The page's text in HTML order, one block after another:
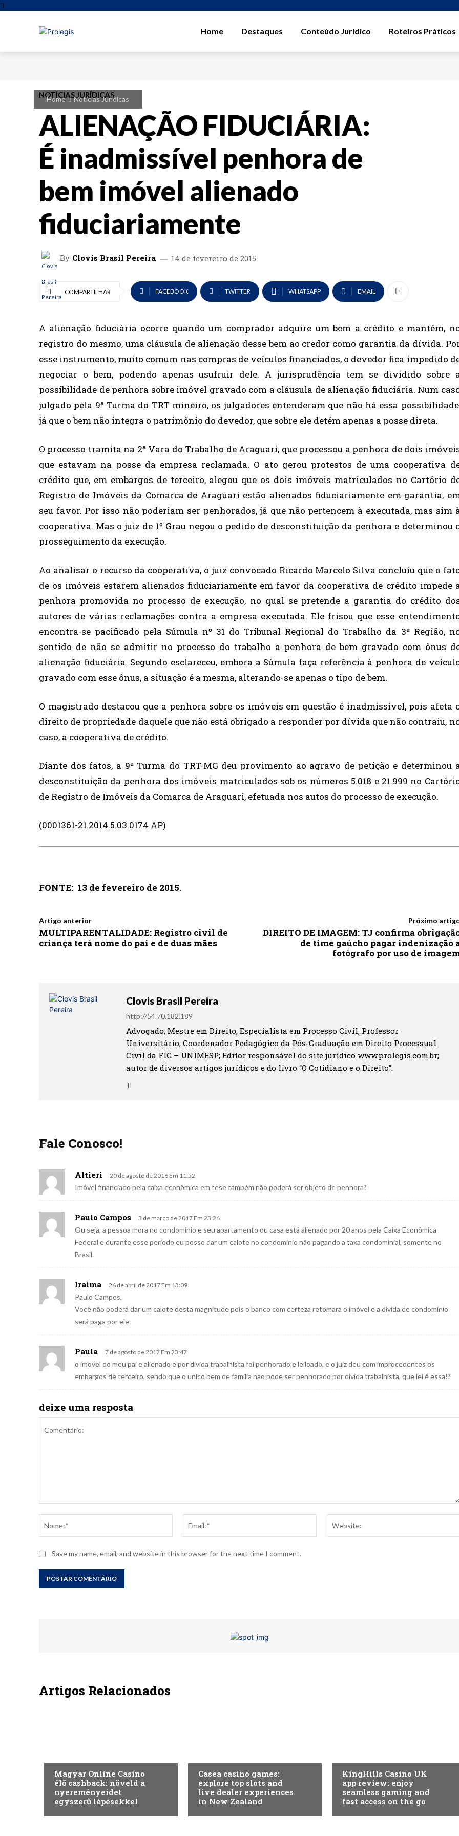
Home Destaques Conteúdo Jurídico Roteiros Práticos
Home Notícias Jurídicas
NOTÍCIAS JURÍDICAS
ALIENAÇÃO FIDUCIÁRIA:
É inadmissível penhora de
bem imóvel alienado
fiduciariamente
By Clovis Brasil Pereira 14 de fevereiro de 2015
COMPARTILHAR FACEBOOK TWITTER WHATSAPP EMAIL
A alienação fiduciária ocorre quando um comprador adquire um bem a crédito e mantém,
registro do mesmo, uma cláusula de alienação desse bem ao credor como garantia da dívida.
esse instrumento, muito comum nas compras de veículos financiados, o devedor fica impedido
negociar o bem, podendo apenas usufruir dele. A jurisprudência tem se dividido sobre
possibilidade de penhora sobre imóvel gravado com a cláusula de alienação fiduciária. Num
julgado pela 9ª Turma do TRT mineiro, os julgadores entenderam que não há essa
já que o bem não integra o patrimônio do devedor, que sobre ele detém apenas a posse direta.
O processo tramita na 2ª Vara do Trabalho de Araguari, que processou a penhora de dois
que estavam na posse da empresa reclamada. O ato gerou protestos de uma cooperativa
crédito que, em embargos de terceiro, alegou que os dois imóveis matriculados no Cartório
Registro de Imóveis da Comarca de Araguari estão alienados fiduciariamente em garantia,
seu favor. Por isso não poderiam ser penhorados, já que não pertencem à executada, mas sim
cooperativa. Mas o juiz de 1º Grau negou o pedido de desconstituição da penhora e determinou
prosseguimento da execução.
Ao analisar o recurso da cooperativa, o juiz convocado Ricardo Marcelo Silva concluiu que o
de os imóveis estarem alienados fiduciariamente em favor da cooperativa de crédito impede
penhora promovida no processo de execução, no qual se pretende a garantia do crédito
autores de várias reclamações contra a empresa executada. Ele frisou que esse
encontra-se pacificado pela Súmula nº 31 do Tribunal Regional do Trabalho da 3ª Região,
sentido de não se admitir no processo do trabalho a penhora de bem gravado com ônus
alienação fiduciária. Segundo esclareceu, embora a Súmula faça referência à penhora de
gravado com esse ônus, a situação é a mesma, alterando-se apenas o tipo de bem.
O magistrado destacou que a penhora sobre os imóveis em questão é inadmissível, pois afeta
direito de propriedade daquele que não está obrigado a responder por dívida que não contraiu,
caso, a cooperativa de crédito.
Diante dos fatos, a 9ª Turma do TRT-MG deu provimento ao agravo de petição e determinou
desconstituição da penhora dos imóveis matriculados sob os números 5.018 e 21.999 no
de Registro de Imóveis da Comarca de Araguari, efetuada nos autos do processo de execução.
(0001361-21.2014.5.03.0174 AP)
FONTE: 13 de fevereiro de 2015.
Artigo anterior
MULTIPARENTALIDADE: Registro civil de
criança terá nome do pai e de duas mães
Próximo
DIREITO DE IMAGEM: TJ confirma
de time gaúcho pagar indenização
fotógrafo por uso de
Clovis Brasil Pereira
http://54.70.182.189
Advogado; Mestre em Direito; Especialista em Processo Civil; Professor
Universitário; Coordenador Pedagógico da Pós-Graduação em Direito Processual
Civil da FIG – UNIMESP; Editor responsável do site jurídico www.prolegis.com.br;
autor de diversos artigos jurídicos e do livro “O Cotidiano e o Direito”.
Fale Conosco!
Altieri 20 de agosto de 2016 Em 11:52
Imóvel financiado pela caixa econômica em tese também não poderá ser objeto de penhora?
Paulo Campos 3 de março de 2017 Em 23:26
Ou seja, a pessoa mora no condomínio e seu apartamento ou casa está alienado por 20 anos pela Caixa Econômica
Federal e durante esse período eu posso dar um calote no condomínio não pagando a taxa condominial, somente no
Brasil.
Iraima 26 de abril de 2017 Em 13:09
Paulo Campos,
Você não poderá dar um calote desta magnitude pois o banco com certeza retomara o imóvel e a divida de condomínio
será paga por ele.
Paula 7 de agosto de 2017 Em 23:47
o imovel do meu pai e alienado e por divida trabalhista foi penhorado e leiloado, e o juiz deu com improcedentes os
embargos de terceiro, sendo que o unico bem de familia nao pode ser penhorado por divida trabalhista, que lei é essa!?
deixe uma resposta
Save my name, email, and website in this browser for the next time I comment.
Artigos Relacionados
Magyar Online Casino
élő cashback: növeld a
nyereményeidet
egyszerű lépésekkel
Casea casino games:
explore top slots and
live dealer experiences
in New Zealand
KingHills Casino UK
app review: enjoy
seamless gaming and
fast access on the go